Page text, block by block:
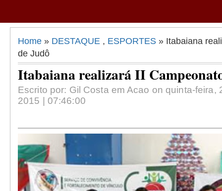
Home » DESTAQUE , ESPORTES » Itabaiana
de Judô
Itabaiana realizará II
Escrito por: Gil Costa em Acao on quinta-feira,
2015 | 07:46:00